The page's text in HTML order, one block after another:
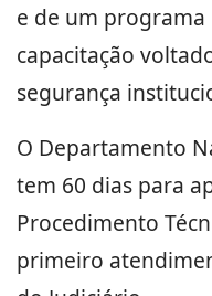
e de um
capacitação
segurança
O Departamento
tem 60 dias para
Procedimento
primeiro